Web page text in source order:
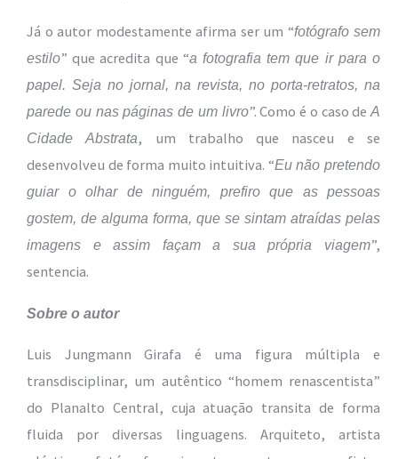
Já o autor modestamente afirma ser um “fotógrafo sem
estilo” que acredita que “a fotografia tem que ir para o
papel. Seja no jornal, na revista, no porta-retratos, na
parede ou nas páginas de um livro”. Como é o caso deA
Cidade Abstrata, um trabalho que nasceu e se
desenvolveu de forma muito intuitiva. “Eu não pretendo
guiar o olhar de ninguém, prefiro que as pessoas
gostem, de alguma forma, que se sintam atraídas pelas
imagens e assim façam a sua própria viagem”,
sentencia.
Sobre o autor
Luis Jungmann Girafa é uma figura múltipla e
transdisciplinar, um autêntico “homem renascentista”
do Planalto Central, cuja atuação transita de forma
fluida por diversas linguagens. Arquiteto, artista